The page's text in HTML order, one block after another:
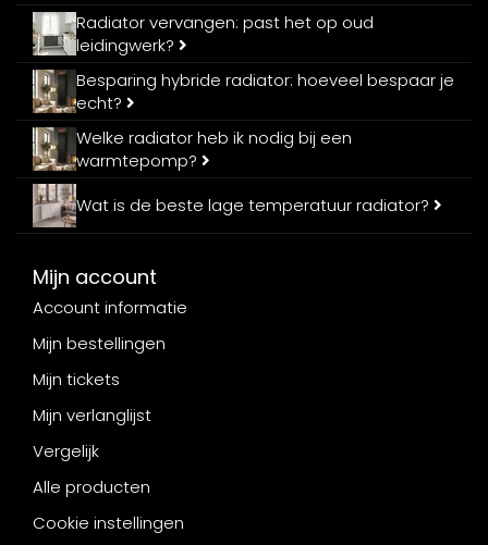
Radiator vervangen: past het op oud
leidingwerk?
Besparing hybride radiator: hoeveel bespaar je
echt?
Welke radiator heb ik nodig bij een
warmtepomp?
Wat is de beste lage temperatuur radiator?
Mijn account
Account informatie
Mijn bestellingen
Mijn tickets
Mijn verlanglijst
Vergelijk
Alle producten
Cookie instellingen